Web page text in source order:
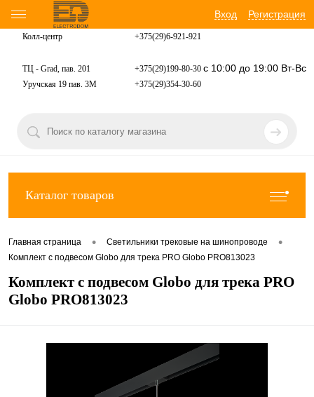
Вход Регистрация
Колл-центр +375(29)6-921-921
ТЦ - Grad, пав. 201 +375(29)199-80-30 с 10:00 до 19:00 Вт-Вс
Уручская 19 пав. 3М +375(29)354-30-60
Каталог товаров
Главная страница • Светильники трековые на шинопроводе •
Комплект с подвесом Globo для трека PRO Globo PRO813023
Комплект с подвесом Globo для трека PRO
Globo PRO813023